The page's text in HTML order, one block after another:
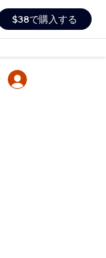
$38で購入する